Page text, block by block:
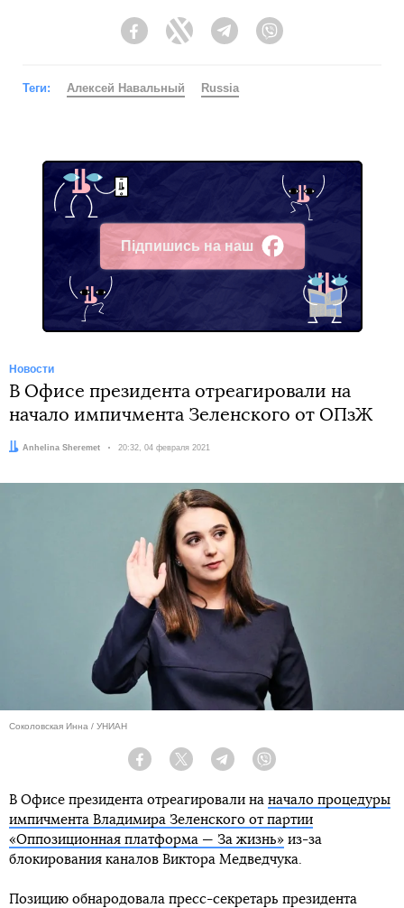
FacebookTwitter Telegram
Теги: Алексей Навальный Russia
Підпишись на наш
Facebook
Новости
В Офисе президента отреагировали на
начало импичмента Зеленского от ОПзЖ
Автор:
Anhelina Sheremet Дата:
20:32, 04 февраля 2021
Соколовская Инна / УНИАН
Facebook Twitter Telegram
В Офисе президента отреагировали на начало процедуры
импичмента Владимира Зеленского от партии
«Оппозиционная платформа — За жизнь» из-за
блокирования каналов Виктора Медведчука.
Позицию обнародовала пресс-секретарь президента